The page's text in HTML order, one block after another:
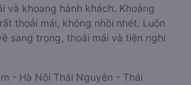
và khoang hành khách. Khoảng
thoải mái, không nhồi nhét. Luôn
sang trọng, thoải mái và tiện nghi
- Hà Nội Thái Nguyên - Thái